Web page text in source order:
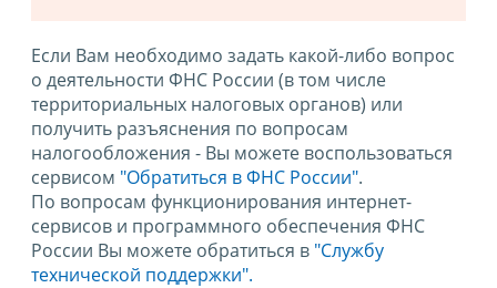
Если Вам необходимо задать какой-либо вопрос
о деятельности ФНС России (в том числе
территориальных налоговых органов) или
получить разъяснения по вопросам
налогообложения - Вы можете воспользоваться
сервисом "Обратиться в ФНС России".
По вопросам функционирования интернет-
сервисов и программного обеспечения ФНС
России Вы можете обратиться в "Службу
технической поддержки".